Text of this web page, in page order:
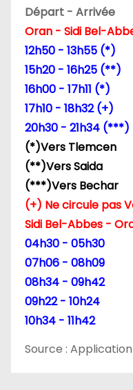
d
e
a
r
t
c
e
Départ - Arrivée
Oran - Sidi Bel-
12h50 - 13h55 (*)
15h20 - 16h25 (**)
16h00 - 17h11 (*)
17h10 - 18h32 (+)
20h30 - 21h34 (***)
(*)Vers Tlemcen
(**)Vers Saida
(***)Vers Bechar
(+) Ne circule pas
Sidi Bel-Abbes -
04h30 - 05h30
07h06 - 08h09
08h34 - 09h42
09h22 - 10h24
10h34 - 11h42
Source : Application